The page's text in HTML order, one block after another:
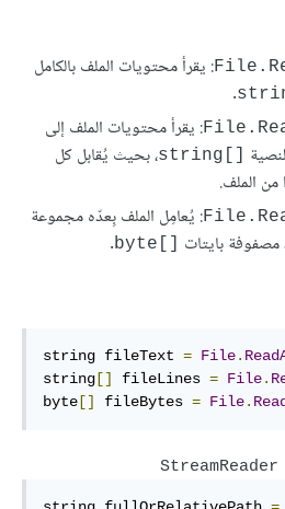
: يقرأ محتويات الملف بالكامل
.
: يقرأ محتويات الملف إلى
string[]‎، بحيث يُقابل كل
الملف.
: يُعامِل الملف بِعدّه مجموعة
بايتات byte[]‎
.
string fileText = File.
string [] fileLines = File.
byte [] fileBytes = File.
StreamReader